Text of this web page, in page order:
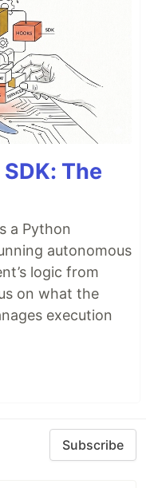
The
a Python
autonomous
logic from
on what the
execution
Subscribe